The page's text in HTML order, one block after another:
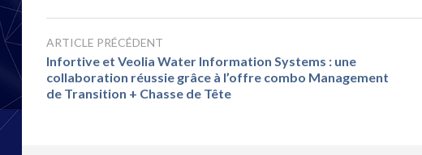
ARTICLE PRÉCÉDENT
Infortive et Veolia Water Information Systems : une
collaboration réussie grâce à l’offre combo Management
de Transition + Chasse de Tête